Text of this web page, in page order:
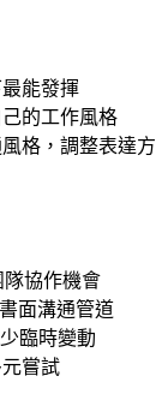
能發揮
的工作風格
格，調整表達方
協作機會
面溝通管道
臨時變動
嘗試